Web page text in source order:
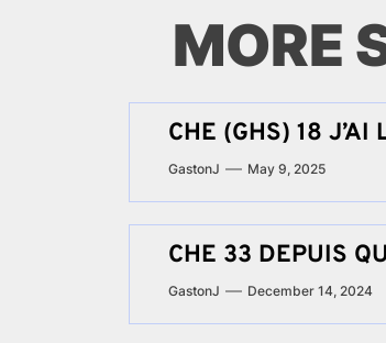
MORE
CHE (GHS) 18 J’AI
GastonJ May 9, 2025
CHE 33 DEPUIS
GastonJ December 14, 2024